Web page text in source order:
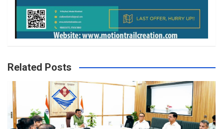
Related Posts